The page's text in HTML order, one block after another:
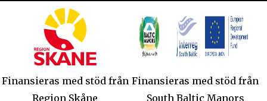
Finansieras med stöd från
Region Skåne
Finansieras med stöd från
South Baltic Manors